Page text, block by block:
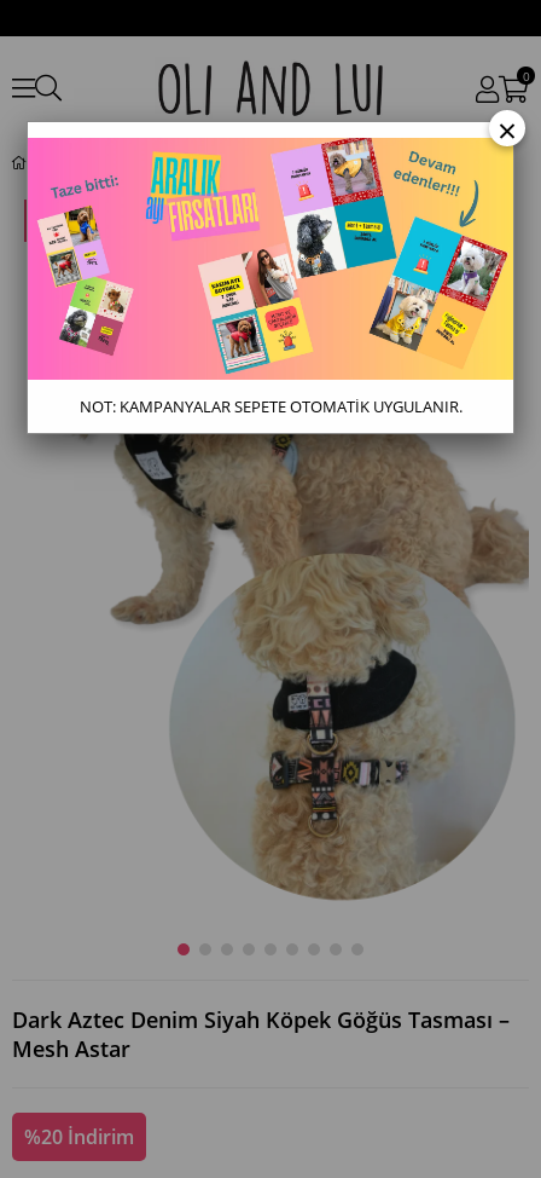
0
Dark Aztec Denim Siyah Köpek Göğüs Tasması –
Mesh Astar
%20 İndirim
×
NOT: KAMPANYALAR SEPETE OTOMATİK UYGULANIR.